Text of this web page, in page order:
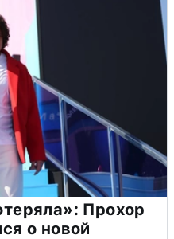
Прохор
о новой